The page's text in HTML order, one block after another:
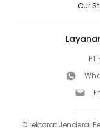
Our
Direktorat Jenderal